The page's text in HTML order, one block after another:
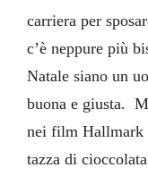
carriera per
c’è neppure più
Natale siano un
buona e giusta.
nei film Hallmark
tazza di